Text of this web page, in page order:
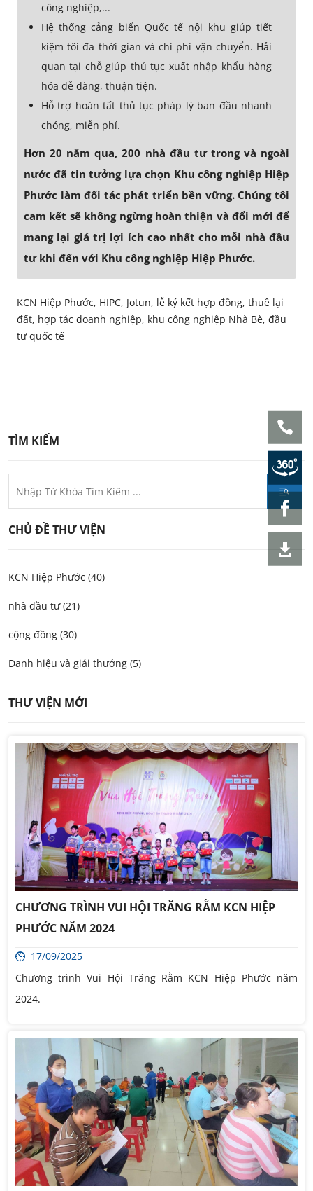
TÌM KIẾM
CHỦ ĐỀ THƯ VIỆN
KCN Hiệp Phước (40)
nhà đầu tư (21)
cộng đồng (30)
Danh hiệu và giải thưởng (5)
THƯ VIỆN MỚI
CHƯƠNG TRÌNH VUI HỘI TRĂNG RẰM KCN HIỆP
PHƯỚC NĂM 2024
17/09/2025
Chương trình Vui Hội Trăng Rằm KCN Hiệp Phước năm
2024.
công nghiệp,...
Hệ thống cảng biển Quốc tế nội khu giúp tiết
kiệm tối đa thời gian và chi phí vận chuyển. Hải
quan tại chỗ giúp thủ tục xuất nhập khẩu hàng
hóa dễ dàng, thuận tiện.
Hỗ trợ hoàn tất thủ tục pháp lý ban đầu nhanh
chóng, miễn phí.
Hơn 20 năm qua, 200 nhà đầu tư trong và ngoài
nước đã tin tưởng lựa chọn Khu công nghiệp Hiệp
Phước làm đối tác phát triển bền vững. Chúng tôi
cam kết sẽ không ngừng hoàn thiện và đổi mới để
mang lại giá trị lợi ích cao nhất cho mỗi nhà đầu
tư khi đến với Khu công nghiệp Hiệp Phước.
KCN Hiệp Phước, HIPC, Jotun, lễ ký kết hợp đồng, thuê lại
đất, hợp tác doanh nghiệp, khu công nghiệp Nhà Bè, đầu
tư quốc tế